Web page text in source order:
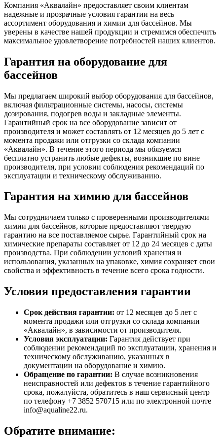
Компания «Аквалайн» предоставляет своим клиентам
надежные и прозрачные условия гарантии на весь
ассортимент оборудования и химии для бассейнов. Мы
уверены в качестве нашей продукции и стремимся обеспечить
максимальное удовлетворение потребностей наших клиентов.
Гарантия на оборудование для
бассейнов
Мы предлагаем широкий выбор оборудования для бассейнов,
включая фильтрационные системы, насосы, системы
дозирования, подогрев воды и закладные элементы.
Гарантийный срок на все оборудование зависит от
производителя и может составлять от 12 месяцев до 5 лет с
момента продажи или отгрузки со склада компании
«Аквалайн». В течение этого периода мы обязуемся
бесплатно устранить любые дефекты, возникшие по вине
производителя, при условии соблюдения рекомендаций по
эксплуатации и техническому обслуживанию.
Гарантия на химию для бассейнов
Мы сотрудничаем только с проверенными производителями
химии для бассейнов, которые предоставляют твердую
гарантию на все поставляемое сырье. Гарантийный срок на
химические препараты составляет от 12 до 24 месяцев с даты
производства. При соблюдении условий хранения и
использования, указанных на упаковке, химия сохраняет свои
свойства и эффективность в течение всего срока годности.
Условия предоставления гарантии
Срок действия гарантии: от 12 месяцев до 5 лет с
момента продажи или отгрузки со склада компании
«Аквалайн», в зависимости от производителя.
Условия эксплуатации: Гарантия действует при
соблюдении рекомендаций по эксплуатации, хранения и
техническому обслуживанию, указанных в
документации на оборудование и химию.
Обращение по гарантии: В случае возникновения
неисправностей или дефектов в течение гарантийного
срока, пожалуйста, обратитесь в наш сервисный центр
по телефону +7 3852 570715 или по электронной почте
info@aqualine22.ru.
Обратите внимание: